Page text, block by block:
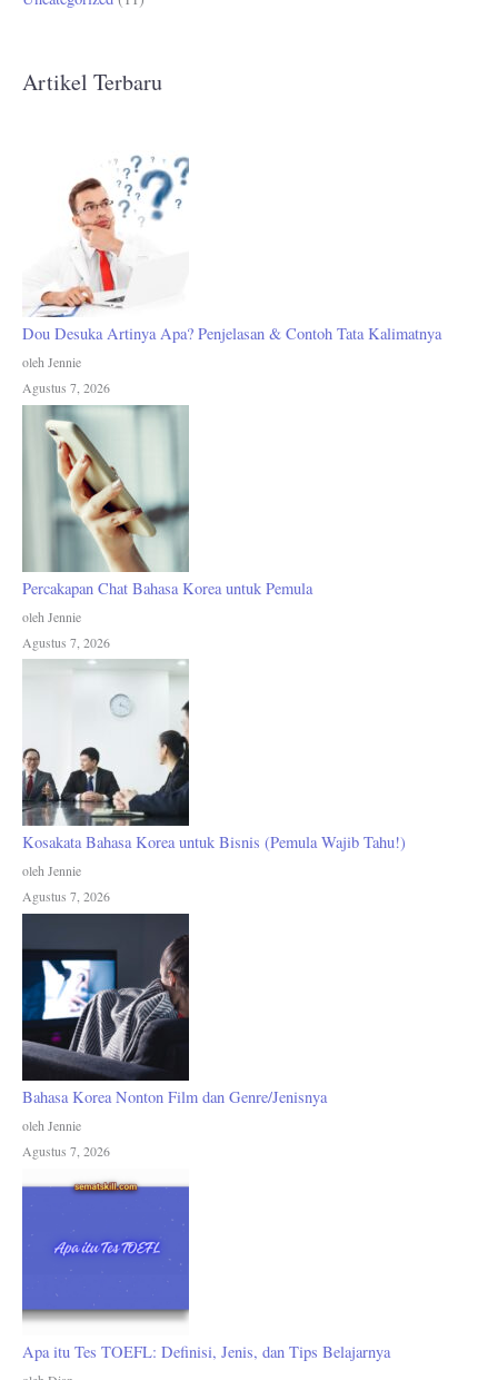
Artikel Terbaru
Dou Desuka Artinya Apa? Penjelasan & Contoh Tata Kalimatnya
oleh Jennie
Agustus 7, 2026
Percakapan Chat Bahasa Korea untuk Pemula
oleh Jennie
Agustus 7, 2026
Kosakata Bahasa Korea untuk Bisnis (Pemula Wajib Tahu!)
oleh Jennie
Agustus 7, 2026
Bahasa Korea Nonton Film dan Genre/Jenisnya
oleh Jennie
Agustus 7, 2026
Apa itu Tes TOEFL: Definisi, Jenis, dan Tips Belajarnya